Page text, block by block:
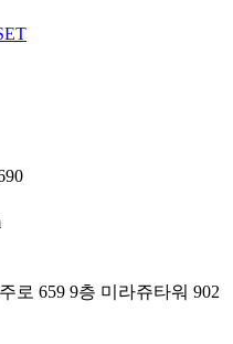
로 659 9층 미라쥬타워 902